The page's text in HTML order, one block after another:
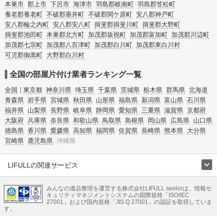
本巣市 郡上市 下呂市 海津市 羽島郡岐南町 羽島郡笠松町
養老郡養老町 不破郡垂井町 不破郡関ケ原町 安八郡神戸町
安八郡輪之内町 安八郡安八町 揖斐郡揖斐川町 揖斐郡大野町
揖斐郡池田町 本巣郡北方町 加茂郡坂祝町 加茂郡富加町 加茂郡川辺町
加茂郡七宗町 加茂郡八百津町 加茂郡白川町 加茂郡東白川村
可児郡御嵩町 大野郡白川村
全国の部屋片付け業者ランキング一覧
全国 東京都 神奈川県 埼玉県 千葉県 茨城県 栃木県 群馬県 北海道
青森県 岩手県 宮城県 秋田県 山形県 福島県 新潟県 富山県 石川県
福井県 山梨県 長野県 岐阜県 静岡県 愛知県 三重県 滋賀県 京都府
大阪府 兵庫県 奈良県 和歌山県 鳥取県 島根県 岡山県 広島県 山口県
徳島県 香川県 愛媛県 高知県 福岡県 佐賀県 長崎県 熊本県 大分県
宮崎県 鹿児島県 沖縄県
LIFULLの関連サービス
不動産・住宅
引越し 老人ホーム 地方創生 ママの就労支援
不動産クラウドファンディング 遺品整理 老後の暮らし情報
みんなの遺品整理を運営する株式会社LIFULL seniorは、情報セ
キュリティマネジメントシステムの国際規格「ISO/IEC
27001」および国内規格「JIS Q 27001」の認証を取得していま
す。